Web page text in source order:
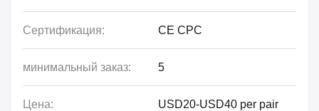
Сертификация: CE CPC
минимальный заказ: 5
Цена: USD20-USD40 per pair